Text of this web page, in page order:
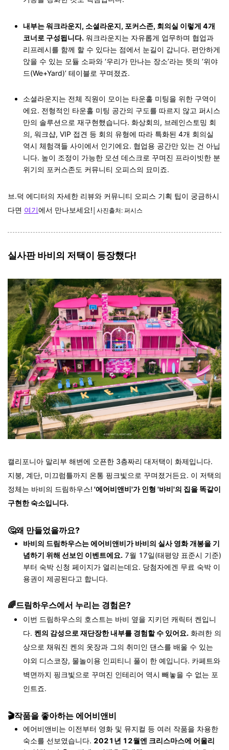
내부는 워크라운지, 소셜라운지, 포커스존, 회의실 이렇게 4개
코너로 구성됩니다. 워크라운지는 자유롭게 업무하며 협업과
리프레시를 함께 할 수 있다는 점에서 눈길이 갑니다. 편안하게
앉을 수 있는 모듈 소파와 ‘우리가 만나는 장소’라는 뜻의 ‘위야
드(We+Yard)’ 테이블로 꾸며졌죠.
소셜라운지는 전체 직원이 모이는 타운홀 미팅을 위한 구역이
에요. 전형적인 타운홀 미팅 공간의 구도를 따르지 않고 퍼시스
만의 솔루션으로 재구현했습니다. 화상회의, 브레인스토밍 회
의, 워크샵, VIP 접견 등 회의 유형에 따라 특화된 4개 회의실
역시 체험객들 사이에서 인기에요. 협업용 공간만 있는 건 아닙
니다. 높이 조정이 가능한 모션 데스크로 꾸며진 프라이빗한 분
위기의 포커스존도 커뮤니티 오피스의 묘미죠.
브.덕 에디터의 자세한 리뷰와 커뮤니티 오피스 기획 팁이 궁금하시
다면 여기에서 만나보세요! │사진출처: 퍼시스
실사판 바비의 저택이 등장했다!
캘리포니아 말리부 해변에 오픈한 3층짜리 대저택이 화제입니다.
지붕, 계단, 미끄럼틀까지 온통 핑크빛으로 꾸며졌거든요. 이 저택의
정체는 바비의 드림하우스! '에어비앤비'가 인형 '바비'의 집을 똑같이
구현한 숙소입니다.
🤔왜 만들었을까요?
바비의 드림하우스는 에어비앤비가 바비의 실사 영화 개봉을 기
념하기 위해 선보인 이벤트에요. 7월 17일(태평양 표준시 기준)
부터 숙박 신청 페이지가 열리는데요. 당첨자에겐 무료 숙박 이
용권이 제공된다고 합니다.
🌈드림하우스에서 누리는 경험은?
이번 드림하우스의 호스트는 바비 옆을 지키던 캐릭터 켄입니
다. 켄의 감성으로 재단장한 내부를 경험할 수 있어요. 화려한 의
상으로 채워진 켄의 옷장과 그의 취미인 댄스를 배울 수 있는
야외 디스코장, 물놀이용 인피티니 풀이 한 예입니다. 카페트와
벽면까지 핑크빛으로 꾸며진 인테리어 역시 빼놓을 수 없는 포
인트죠.
🎬작품을 좋아하는 에어비앤비
에어비앤비는 이전부터 영화 및 뮤지컬 등 여러 작품을 차용한
숙소를 선보였습니다. 2021년 12월엔 크리스마스에 어울리